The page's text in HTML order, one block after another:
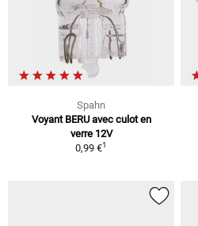
Spahn
Voyant BERU avec culot en
verre 12V
0,99 €1